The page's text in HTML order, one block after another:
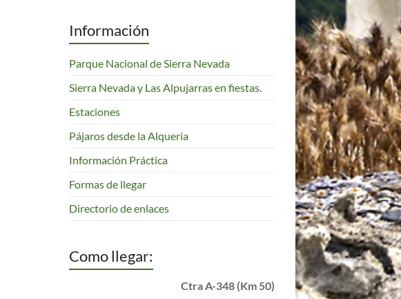
Información
Parque Nacional de Sierra Nevada
Sierra Nevada y Las Alpujarras en fiestas.
Estaciones
Pájaros desde la Alquería
Información Práctica
Formas de llegar
Directorio de enlaces
Como llegar:
Ctra A-348 (Km 50)